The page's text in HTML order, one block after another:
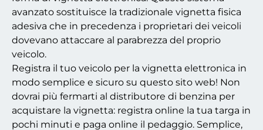
avanzato sostituisce la tradizionale vignetta fisica
adesiva che in precedenza i proprietari dei veicoli
dovevano attaccare al parabrezza del proprio
veicolo.
Registra il tuo veicolo per la vignetta elettronica in
modo semplice e sicuro su questo sito web! Non
dovrai più fermarti al distributore di benzina per
acquistare la vignetta: registra online la tua targa in
pochi minuti e paga online il pedaggio. Semplice,